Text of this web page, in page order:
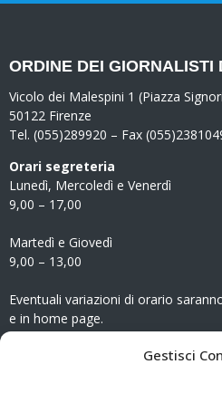
Gestisci
ORDINE DEI GIORNALISTI
Vicolo dei Malespini 1 (Piazza
50122 Firenze
Tel. (055)289920 – Fax
Orari segreteria
Lunedì, Mercoledì e Venerdì
9,00 – 17,00
Martedì e Giovedì
9,00 – 13,00
Eventuali variazioni di orario
e in home page.